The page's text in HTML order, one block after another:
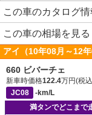
この車のカタログ
この車の相場を見る
アイ（10年08月～12
660 ビバーチェ
新車時価格122.4万円(税
JC08
-km/L
満タンでどこまで